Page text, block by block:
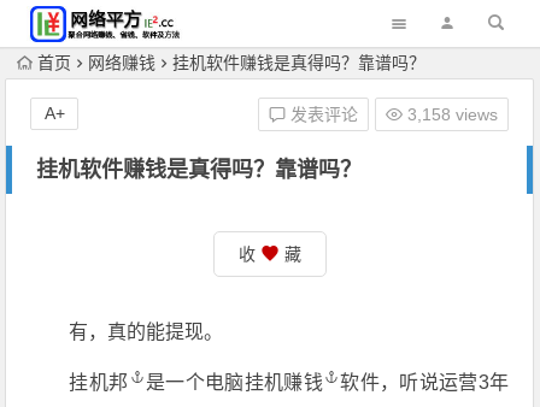
首页 网络赚钱 挂机软件赚钱是真得吗？靠谱吗？
挂机软件赚钱是真得吗？靠谱吗？
发表评论 3,158 views
A+
收 藏
有，真的能提现。
挂机邦 是一个电脑挂机赚钱
软件，听说运营3年